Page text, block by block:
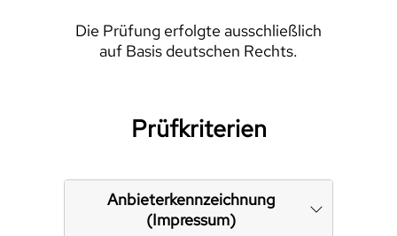
Die Prüfung erfolgte ausschließlich
auf Basis deutschen Rechts.
Prüfkriterien
Anbieterkennzeichnung
(Impressum)